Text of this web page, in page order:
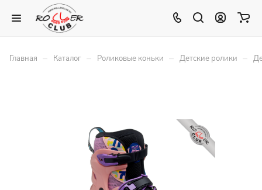
Главная – Каталог – Роликовые коньки – Детские ролики –